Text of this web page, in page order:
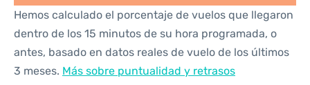
Hemos calculado el porcentaje de vuelos que llegaron
dentro de los 15 minutos de su hora programada, o
antes, basado en datos reales de vuelo de los últimos
3 meses. Más sobre puntualidad y retrasos